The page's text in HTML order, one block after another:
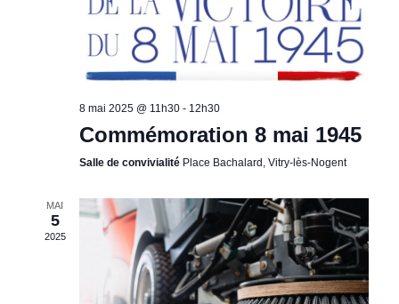
8 mai 2025 @ 11h30- 12h30
Commémoration 8 mai 1945
Salle de convivialité Place Bachalard, Vitry-lès-Nogent
MAI
5
2025